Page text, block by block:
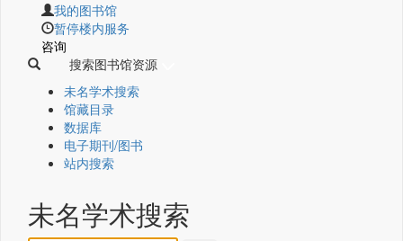
我的图书馆
暂停楼内服务
咨询
搜索图书馆资源
未名学术搜索
馆藏目录
数据库
电子期刊/图书
站内搜索
未名学术搜索